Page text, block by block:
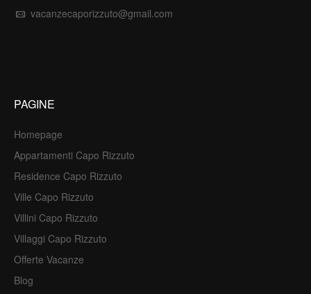
vacanzecaporizzuto@gmail.com
PAGINE
Homepage
Appartamenti Capo Rizzuto
Residence Capo Rizzuto
Ville Capo Rizzuto
Villini Capo Rizzuto
Villaggi Capo Rizzuto
Offerte Vacanze
Blog